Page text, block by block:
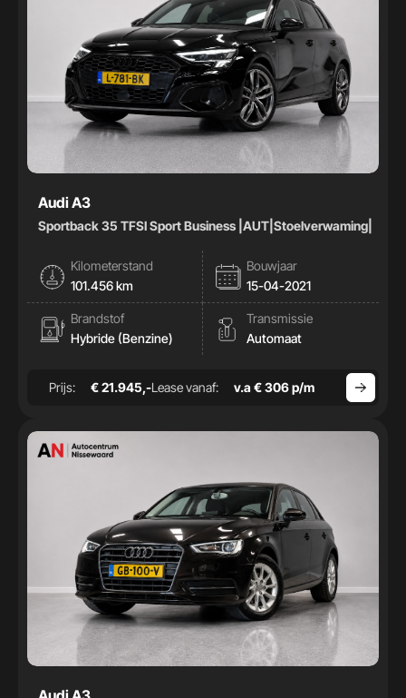
Audi A3
Sportback 35 TFSI Sport Business |AUT|Stoelverwaming|
Kilometerstand
101.456 km
Bouwjaar
15-04-2021
Brandstof
Hybride (Benzine)
Transmissie
Automaat
Prijs: € 21.945,-Lease vanaf: v.a € 306 p/m